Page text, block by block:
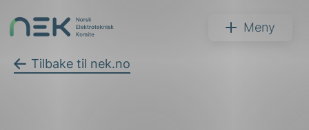
NEK Meny
Tilbake til nek.no